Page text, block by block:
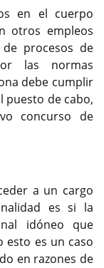
en el cuerpo
otros empleos
procesos de
las normas
debe cumplir
puesto de cabo,
concurso de
a un cargo
es si la
idóneo que
esto es un caso
en razones de